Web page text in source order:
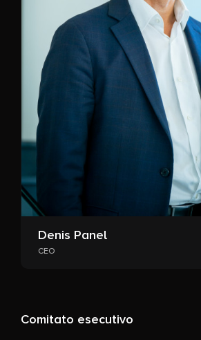
Denis Panel
CEO
Comitato esecutivo